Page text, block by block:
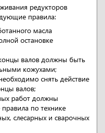
редукторов
правила:
масла
остановке
валов должны быть
кожухами;
снять действие
валов;
работ должны
по технике
слесарных и сварочных